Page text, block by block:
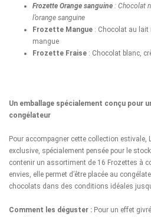
Frozette Orange sanguine : Chocolat
l’orange sanguine
Frozette Mangue : Chocolat au lait
mangue
Frozette Fraise : Chocolat blanc,
Un emballage spécialement conçu pour
congélateur
Pour accompagner cette collection estivale,
exclusive, spécialement pensée pour le
contenir un assortiment de 16 Frozettes à
envies, elle permet d’être placée au
chocolats dans des conditions idéales
Comment les déguster : Pour un effet